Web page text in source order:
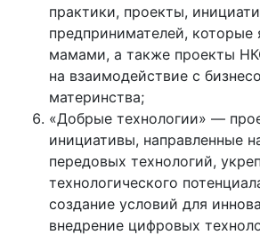
практики, проекты,
предпринимателей, которые
мамами, а также проекты
на взаимодействие с
материнства;
«Добрые технологии» —
инициативы, направленные
передовых технологий,
технологического
создание условий для
внедрение цифровых